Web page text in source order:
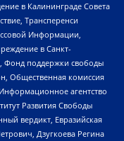
в Калининграде Совета
Трансперенси
Информации,
в Санкт-
Фонд поддержки свободы
Общественная комиссия
агентство
Развития Свободы
вердикт, Евразийская
Дзугкоева Регина